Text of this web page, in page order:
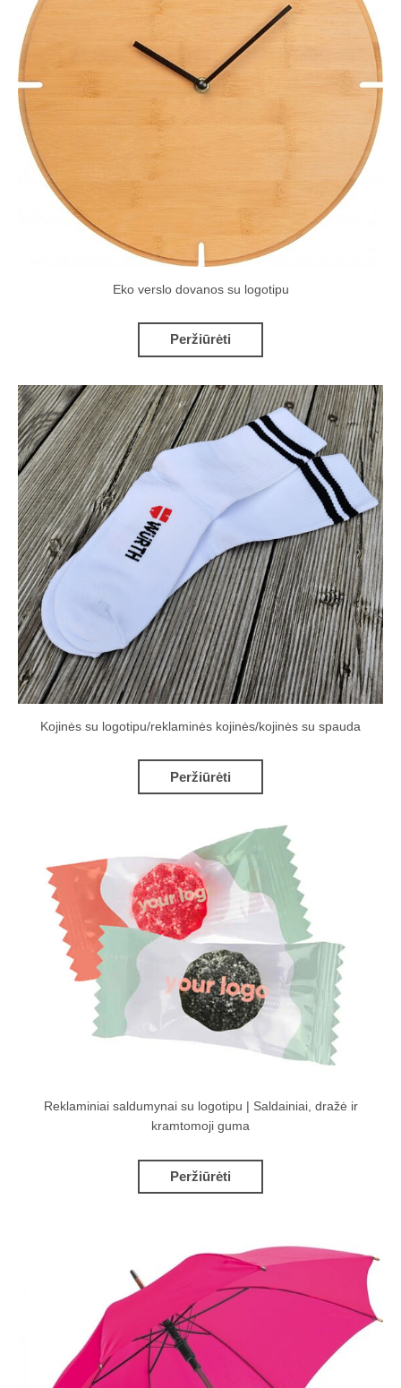
Eko verslo dovanos su logotipu
Peržiūrėti
Kojinės su logotipu/reklaminės kojinės/kojinės su spauda
Peržiūrėti
Reklaminiai saldumynai su logotipu | Saldainiai, dražė ir
kramtomoji guma
Peržiūrėti